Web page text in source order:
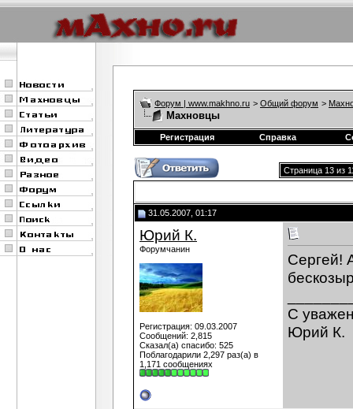
Форум | www.makhno.ru > Общий форум >
Махновцы
Регистрация Справка
Страница 13 из
31.05.2007, 01:17
Юрий К.
Форумчанин
Регистрация: 09.03.2007
Сообщений: 2,815
Сказал(а) спасибо: 525
Поблагодарили 2,297 раз(а) в
1,171 сообщениях
Сергей!
С
Юрий К.